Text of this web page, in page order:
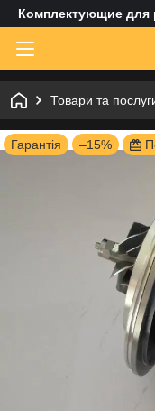
Комплектующие для
Товари та
Гарантія –15%